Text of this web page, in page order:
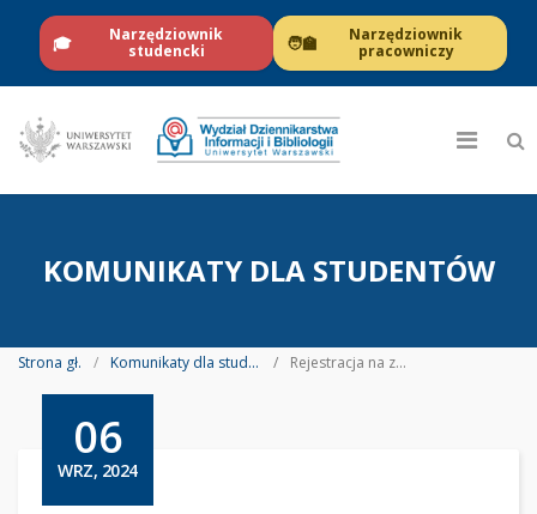
🎓
Narzędziownik
studencki
🧑‍🏫
Narzędziownik
pracowniczy
KOMUNIKATY DLA STUDENTÓW
Strona gł. Komunikaty dla studentów Rejestracja na zajęcia obowiązkowe dla studentów I roku - I i II st.
06
WRZ, 2024